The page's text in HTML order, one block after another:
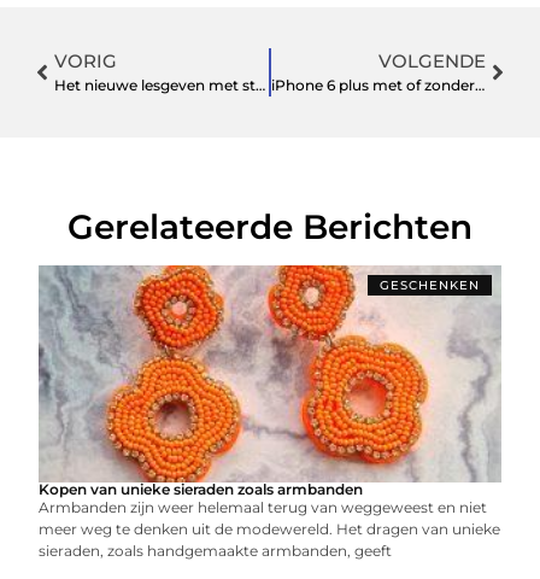
VORIG
Het nieuwe lesgeven met stemversterking
VOLGENDE
iPhone 6 plus met of zonder abonnement
Gerelateerde Berichten
GESCHENKEN
Kopen van unieke sieraden zoals armbanden
Armbanden zijn weer helemaal terug van weggeweest en niet
meer weg te denken uit de modewereld. Het dragen van unieke
sieraden, zoals handgemaakte armbanden, geeft